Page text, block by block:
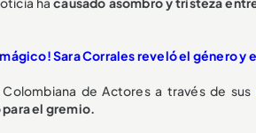
mágico! Sara Corrales reveló el género y
de Actores a través de sus
el gremio.